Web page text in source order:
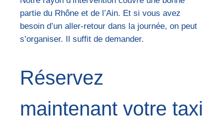
partie du Rhône et de l’Ain. Et si vous avez
besoin d’un aller-retour dans la journée, on peut
s’organiser. Il suffit de demander.
Réservez
maintenant votre taxi